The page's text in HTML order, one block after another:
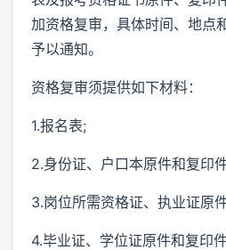
加资格复审，具体时间、地点
予以通知。
资格复审须提供如下材料：
1.报名表;
2.身份证、户口本原件和复印
3.岗位所需资格证、执业证原
4.毕业证、学位证原件和复印